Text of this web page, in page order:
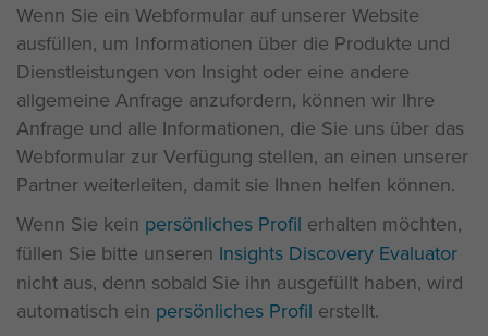
Wenn Sie ein Webformular auf unserer Website
ausfüllen, um Informationen über die Produkte und
Dienstleistungen von Insight oder eine andere
allgemeine Anfrage anzufordern, können wir Ihre
Anfrage und alle Informationen, die Sie uns über das
Webformular zur Verfügung stellen, an einen unserer
Partner weiterleiten, damit sie Ihnen helfen können.
Wenn Sie kein persönliches Profil erhalten möchten,
füllen Sie bitte unseren Insights Discovery Evaluator
nicht aus, denn sobald Sie ihn ausgefüllt haben, wird
automatisch ein persönliches Profil erstellt.